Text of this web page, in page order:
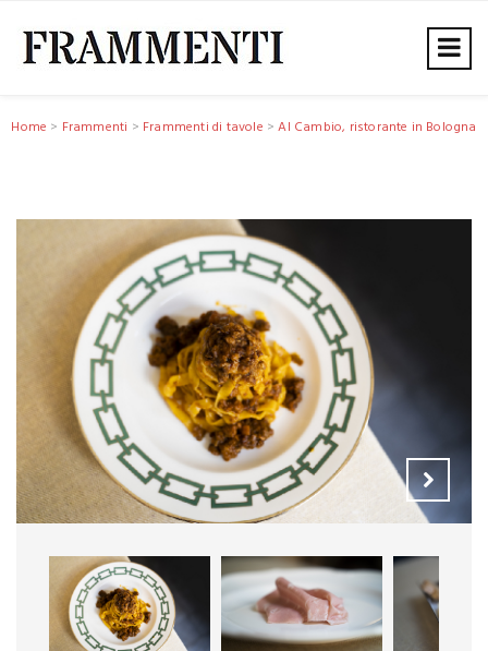
Home > Frammenti > Frammenti di tavole >Al Cambio, ristorante in Bologna